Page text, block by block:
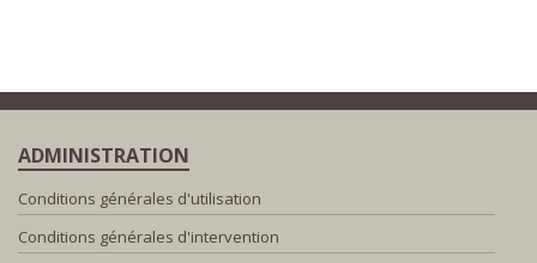
ADMINISTRATION
Conditions générales d'utilisation
Conditions générales d'intervention